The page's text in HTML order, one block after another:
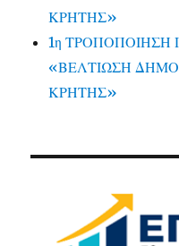
ΚΡΗΤΗΣ»
1η
«ΒΕΛΤΙΩΣΗ
ΚΡΗΤΗΣ»